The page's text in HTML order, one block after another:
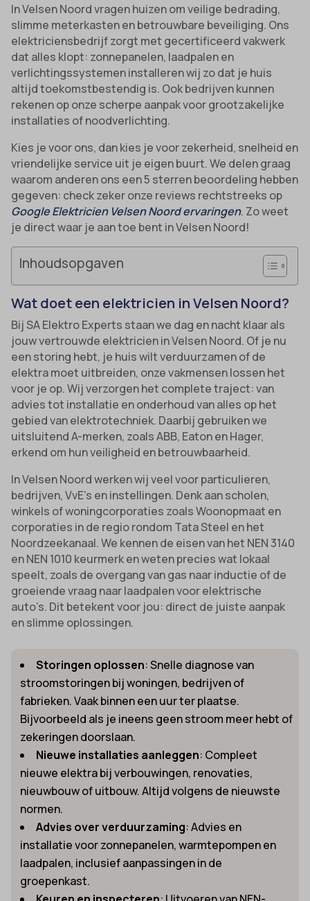
In Velsen Noord vragen huizen om veilige bedrading,
slimme meterkasten en betrouwbare beveiliging. Ons
elektriciensbedrijf zorgt met gecertificeerd vakwerk
dat alles klopt: zonnepanelen, laadpalen en
verlichtingssystemen installeren wij zo dat je huis
altijd toekomstbestendig is. Ook bedrijven kunnen
rekenen op onze scherpe aanpak voor grootzakelijke
installaties of noodverlichting.
Kies je voor ons, dan kies je voor zekerheid, snelheid en
vriendelijke service uit je eigen buurt. We delen graag
waarom anderen ons een 5 sterren beoordeling hebben
gegeven: check zeker onze reviews rechtstreeks op
Google Elektricien Velsen Noord ervaringen. Zo weet
je direct waar je aan toe bent in Velsen Noord!
Inhoudsopgaven
Wat doet een elektricien in Velsen Noord?
Bij SA Elektro Experts staan we dag en nacht klaar als
jouw vertrouwde elektricien in Velsen Noord. Of je nu
een storing hebt, je huis wilt verduurzamen of de
elektra moet uitbreiden, onze vakmensen lossen het
voor je op. Wij verzorgen het complete traject: van
advies tot installatie en onderhoud van alles op het
gebied van elektrotechniek. Daarbij gebruiken we
uitsluitend A-merken, zoals ABB, Eaton en Hager,
erkend om hun veiligheid en betrouwbaarheid.
In Velsen Noord werken wij veel voor particulieren,
bedrijven, VvE’s en instellingen. Denk aan scholen,
winkels of woningcorporaties zoals Woonopmaat en
corporaties in de regio rondom Tata Steel en het
Noordzeekanaal. We kennen de eisen van het NEN 3140
en NEN 1010 keurmerk en weten precies wat lokaal
speelt, zoals de overgang van gas naar inductie of de
groeiende vraag naar laadpalen voor elektrische
auto’s. Dit betekent voor jou: direct de juiste aanpak
en slimme oplossingen.
Storingen oplossen: Snelle diagnose van
stroomstoringen bij woningen, bedrijven of
fabrieken. Vaak binnen een uur ter plaatse.
Bijvoorbeeld als je ineens geen stroom meer hebt of
zekeringen doorslaan.
Nieuwe installaties aanleggen: Compleet
nieuwe elektra bij verbouwingen, renovaties,
nieuwbouw of uitbouw. Altijd volgens de nieuwste
normen.
Advies over verduurzaming: Advies en
installatie voor zonnepanelen, warmtepompen en
laadpalen, inclusief aanpassingen in de
groepenkast.